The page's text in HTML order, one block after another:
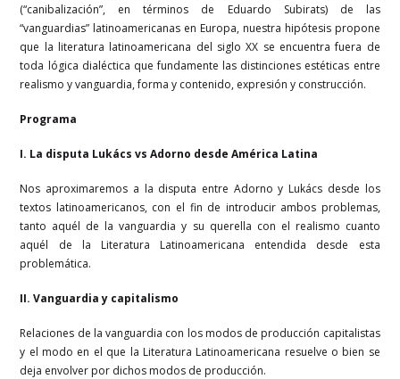
(“canibalización”, en términos de Eduardo Subirats) de las
“vanguardias” latinoamericanas en Europa, nuestra hipótesis propone
que la literatura latinoamericana del siglo XX se encuentra fuera de
toda lógica dialéctica que fundamente las distinciones estéticas entre
realismo y vanguardia, forma y contenido, expresión y construcción.
Programa
I. La disputa Lukács vs Adorno desde América Latina
Nos aproximaremos a la disputa entre Adorno y Lukács desde los
textos latinoamericanos, con el fin de introducir ambos problemas,
tanto aquél de la vanguardia y su querella con el realismo cuanto
aquél de la Literatura Latinoamericana entendida desde esta
problemática.
II. Vanguardia y capitalismo
Relaciones de la vanguardia con los modos de producción capitalistas
y el modo en el que la Literatura Latinoamericana resuelve o bien se
deja envolver por dichos modos de producción.